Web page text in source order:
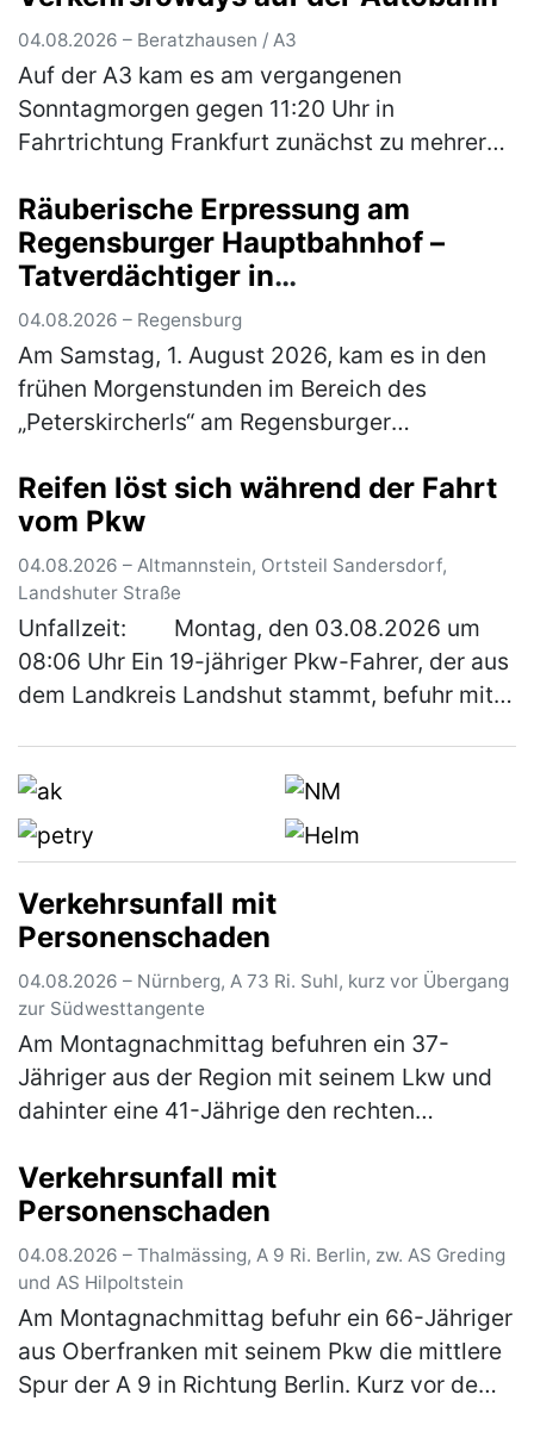
04.08.2026 – Beratzhausen / A3
Auf der A3 kam es am vergangenen
Sonntagmorgen gegen 11:20 Uhr in
Fahrtrichtung Frankfurt zunächst zu mehreren
aus Hessen stammende Pkw-Fahrer. Hierbei
überholt…(mehr)
Räuberische Erpressung am
Regensburger Hauptbahnhof –
Tatverdächtiger in
Untersuchungshaft
04.08.2026 – Regensburg
Am Samstag, 1. August 2026, kam es in den
frühen Morgenstunden im Bereich des
„Peterskircherls“ am Regensburger
Erpressung zum Nachteil eines 38-jährigen
Mannes. Ein…
Reifen löst sich während der Fahrt
vom Pkw
04.08.2026 – Altmannstein, Ortsteil Sandersdorf,
Landshuter Straße
Unfallzeit: Montag, den 03.08.2026 um
08:06 Uhr Ein 19-jähriger Pkw-Fahrer, der aus
dem Landkreis Landshut stammt, befuhr mit
Verkehrsunfall mit
Personenschaden
04.08.2026 – Nürnberg, A 73 Ri. Suhl, kurz vor Übergang
zur Südwesttangente
Am Montagnachmittag befuhren ein 37-
Jähriger aus der Region mit seinem Lkw und
dahinter eine 41-Jährige den rechten
diesem Zeitpunkt herrschte dichter b…
Verkehrsunfall mit
Personenschaden
04.08.2026 – Thalmässing, A 9 Ri. Berlin, zw. AS Greding
und AS Hilpoltstein
Am Montagnachmittag befuhr ein 66-Jähriger
aus Oberfranken mit seinem Pkw die mittlere
Spur der A 9 in Richtung Berlin. Kurz vor dem